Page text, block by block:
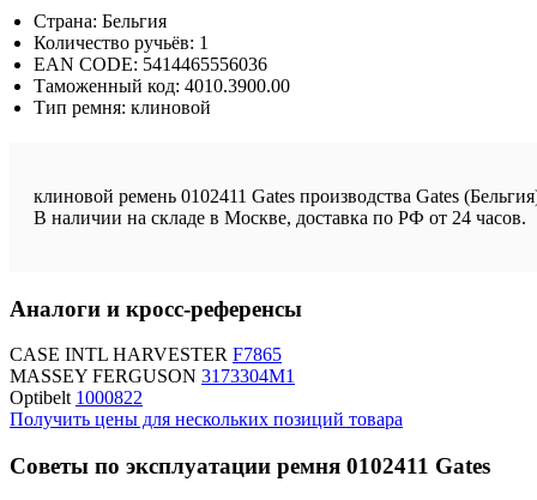
Страна: Бельгия
Количество ручьёв: 1
EAN CODE: 5414465556036
Таможенный код: 4010.3900.00
Тип ремня: клиновой
клиновой ремень 0102411 Gates производства Gates
В наличии на складе в Москве, доставка по РФ от 24 часов.
Аналоги и кросс-референсы
CASE INTL HARVESTER F7865
MASSEY FERGUSON 3173304M1
Optibelt 1000822
Получить цены для нескольких позиций товара
Советы по эксплуатации ремня 0102411 Gates